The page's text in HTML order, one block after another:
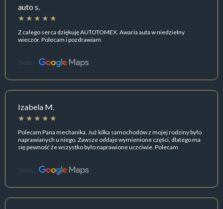
auto s.
Z całego serca dziękuję AUTOTOMEX. Awaria auta w niedzielny
wieczór. Polecam i pozdrawiam
Źródło:
Izabela M.
Polecam Pana mechanika. Już kilka samochodów z mojej rodziny było
naprawianych u niego. Zawsze oddaje wymienione części, dlatego ma
się pewność że wszystko było naprawione uczciwie. Polecam
Źródło: